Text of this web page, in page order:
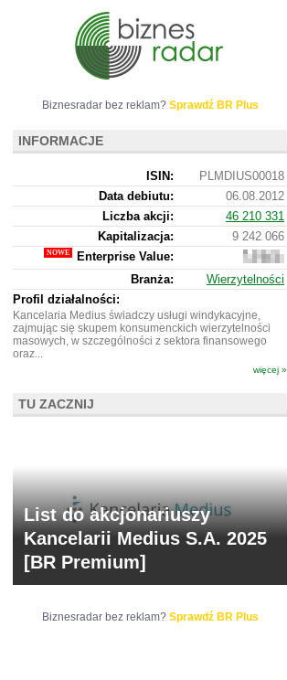
Biznesradar bez reklam? Sprawdź BR Plus
INFORMACJE
ISIN:
PLMDIUS00018
Data debiutu:
06.08.2012
Liczba akcji:
46 210 331
Kapitalizacja:
9 242 066
Enterprise Value:
819
066
Branża:
Wierzytelności
Profil działalności:
Kancelaria Medius świadczy usługi windykacyjne,
zajmując się skupem konsumenckich wierzytelności
masowych, w szczególności z sektora finansowego
oraz...
więcej »
TU ZACZNIJ
List do akcjonariuszy
Kancelarii Medius S.A. 2025
[BR Premium]
Biznesradar bez reklam? Sprawdź BR Plus